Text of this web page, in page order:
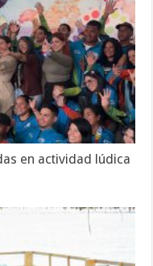
en actividad lúdica